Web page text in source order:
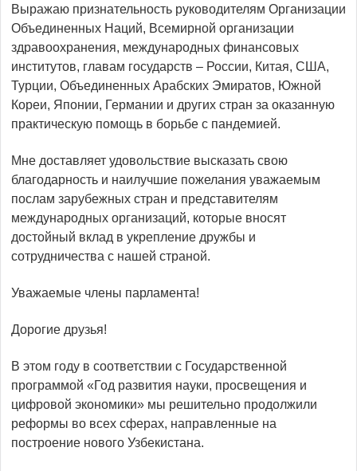
Выражаю признательность руководителям Организации
Объединенных Наций, Всемирной организации
здравоохранения, международных финансовых
институтов, главам государств – России, Китая, США,
Турции, Объединенных Арабских Эмиратов, Южной
Кореи, Японии, Германии и других стран за оказанную
практическую помощь в борьбе с пандемией.
Мне доставляет удовольствие высказать свою
благодарность и наилучшие пожелания уважаемым
послам зарубежных стран и представителям
международных организаций, которые вносят
достойный вклад в укрепление дружбы и
сотрудничества с нашей страной.
Уважаемые члены парламента!
Дорогие друзья!
В этом году в соответствии с Государственной
программой «Год развития науки, просвещения и
цифровой экономики» мы решительно продолжили
реформы во всех сферах, направленные на
построение нового Узбекистана.